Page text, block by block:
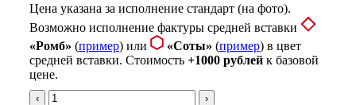
Цена указана за исполнение стандарт (на фото).
Возможно исполнение фактуры средней вставки
«Ромб» (пример) или «Соты» (пример) в цвет
средней вставки. Стоимость +1000 рублейк базовой
цене.
‹ ›